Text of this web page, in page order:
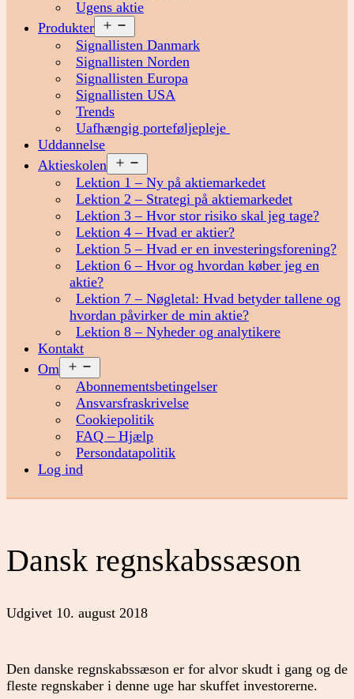
Ugens aktie
Produkter
menu
Signallisten Danmark
Signallisten Norden
Signallisten Europa
Signallisten USA
Trends
Uafhængig porteføljepleje
Uddannelse
Aktieskolen
menu
Lektion 1 – Ny på aktiemarkedet
Lektion 2 – Strategi på aktiemarkedet
Lektion 3 – Hvor stor risiko skal jeg tage?
Lektion 4 – Hvad er aktier?
Lektion 5 – Hvad er en investeringsforening?
Lektion 6 – Hvor og hvordan køber jeg en
aktie?
Lektion 7 – Nøgletal: Hvad betyder tallene og
hvordan påvirker de min aktie?
Lektion 8 – Nyheder og analytikere
Kontakt
Om
menu
Abonnementsbetingelser
Ansvarsfraskrivelse
Cookiepolitik
FAQ – Hjælp
Persondatapolitik
Log ind
Dansk regnskabssæson
Udgivet 10. august 2018
Den danske regnskabssæson er for alvor skudt i gang og de
fleste regnskaber i denne uge har skuffet investorerne.